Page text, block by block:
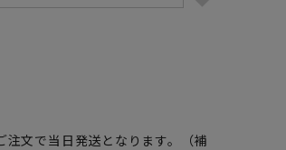
文で当日発送となります。（補